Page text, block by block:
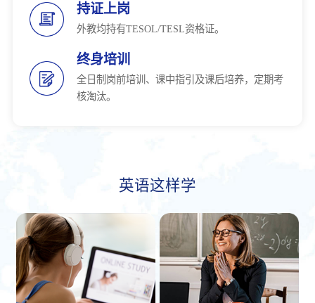
持证上岗
外教均持有TESOL/TESL资格证。
终身培训
全日制岗前培训、课中指引及课后培养，定期考
核淘汰。
英语这样学